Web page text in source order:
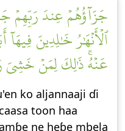
جَزَآؤُهُمۡ عِندَ رَبِّهِمۡ
ٱلۡأَنۡهَٰرُ خَٰلِدِينَ فِيهَآ
عَنۡهُۚ ذَٰلِكَ لِمَنۡ خَشِيَ
ko aljannaaji ɗi
toon haa
ne heɓe mbela